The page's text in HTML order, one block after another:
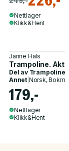
Nettlager
Klikk&Hent
Janne Hals
Trampoline.
Del av Trampoline
Annet| Norsk,
179,-
Nettlager
Klikk&Hent